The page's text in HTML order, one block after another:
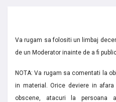
Va rugam sa folositi un limbaj
de un Moderator inainte de a fi
NOTA: Va rugam sa comentati la
in material. Orice deviere in
obscene, atacuri la persoana